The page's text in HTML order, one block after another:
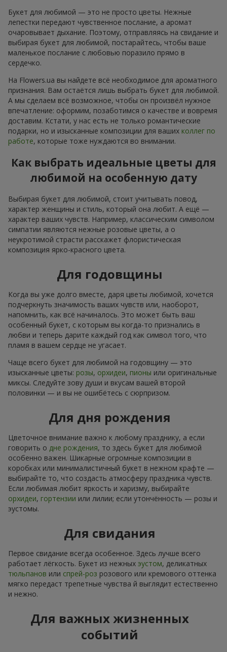
Букет для любимой — это не просто цветы. Нежные
лепестки передают чувственное послание, а аромат
очаровывает дыхание. Поэтому, отправляясь на свидание и
выбирая букет для любимой, постарайтесь, чтобы ваше
маленькое послание с любовью поразило прямо в
сердечко.
На Flowers.ua вы найдете всё необходимое для ароматного
признания. Вам остаётся лишь выбрать букет для любимой.
А мы сделаем всё возможное, чтобы он произвёл нужное
впечатление: оформим, позаботимся о качестве и вовремя
доставим. Кстати, у нас есть не только романтические
подарки, но и изысканные композиции для ваших коллег по
работе, которые тоже нуждаются во внимании.
Как выбрать идеальные цветы для
любимой на особенную дату
Выбирая букет для любимой, стоит учитывать повод,
характер женщины и стиль, который она любит. А ещё —
характер ваших чувств. Например, классическим символом
симпатии являются нежные розовые цветы, а о
неукротимой страсти расскажет флористическая
композиция ярко-красного цвета.
Для годовщины
Когда вы уже долго вместе, даря цветы любимой, хочется
подчеркнуть значимость ваших чувств или, наоборот,
напомнить, как всё начиналось. Это может быть ваш
особенный букет, с которым вы когда-то признались в
любви и теперь дарите каждый год как символ того, что
пламя в вашем сердце не угасает.
Чаще всего букет для любимой на годовщину — это
изысканные цветы: розы, орхидеи, пионы или оригинальные
миксы. Следуйте зову души и вкусам вашей второй
половинки — и вы не ошибётесь с сюрпризом.
Для дня рождения
Цветочное внимание важно к любому празднику, а если
говорить о дне рождения, то здесь букет для любимой
особенно важен. Шикарные огромные композиции в
коробках или минималистичный букет в нежном крафте —
выбирайте то, что создасть атмосферу праздника чувств.
Если любимая любит яркость и харизму, выбирайте
орхидеи, гортензии или лилии; если утончённость — розы и
эустомы.
Для свидания
Первое свидание всегда особенное. Здесь лучше всего
работает лёгкость. Букет из нежных эустом, деликатных
тюльпанов или спрей-роз розового или кремового оттенка
мягко передаст трепетные чувства й выглядит естественно
и нежно.
Для важных жизненных
событий